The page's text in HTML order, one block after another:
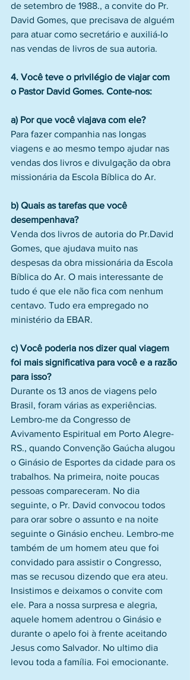
de setembro de 1988., a convite do Pr.
David Gomes, que precisava de alguém
para atuar como secretário e auxiliá-lo
nas vendas de livros de sua autoria.
4. Você teve o privilégio de viajar com
o Pastor David Gomes. Conte-nos:
a) Por que você viajava com ele?
Para fazer companhia nas longas
viagens e ao mesmo tempo ajudar nas
vendas dos livros e divulgação da obra
missionária da Escola Bíblica do Ar.
b) Quais as tarefas que você
desempenhava?
Venda dos livros de autoria do Pr.David
Gomes, que ajudava muito nas
despesas da obra missionária da Escola
Bíblica do Ar. O mais interessante de
tudo é que ele não fica com nenhum
centavo. Tudo era empregado no
ministério da EBAR.
c) Você poderia nos dizer qual viagem
foi mais significativa para você e a razão
para isso?
Durante os 13 anos de viagens pelo
Brasil, foram várias as experiências.
Lembro-me da Congresso de
Avivamento Espiritual em Porto Alegre-
RS., quando Convenção Gaúcha alugou
o Ginásio de Esportes da cidade para os
trabalhos. Na primeira, noite poucas
pessoas compareceram. No dia
seguinte, o Pr. David convocou todos
para orar sobre o assunto e na noite
seguinte o Ginásio encheu. Lembro-me
também de um homem ateu que foi
convidado para assistir o Congresso,
mas se recusou dizendo que era ateu.
Insistimos e deixamos o convite com
ele. Para a nossa surpresa e alegria,
aquele homem adentrou o Ginásio e
durante o apelo foi à frente aceitando
Jesus como Salvador. No ultimo dia
levou toda a família. Foi emocionante.